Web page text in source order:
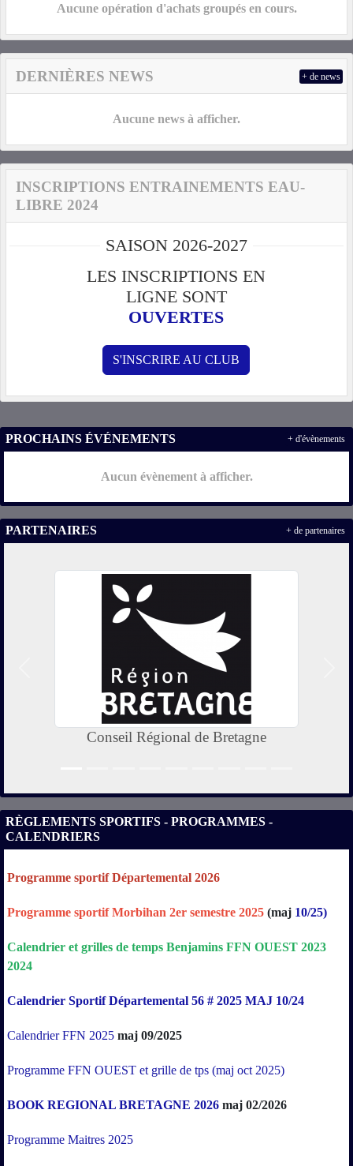
Aucune opération d'achats groupés en cours.
DERNIÈRES NEWS
Aucune news à afficher.
+ de news
INSCRIPTIONS ENTRAINEMENTS EAU-
LIBRE 2024
SAISON 2026-2027
LES INSCRIPTIONS EN
LIGNE SONT
OUVERTES
S'INSCRIRE AU CLUB
PROCHAINS ÉVÉNEMENTS
Aucun évènement à afficher.
+ d'évènements
PARTENAIRES
Conseil Régional de Bretagne
+ de partenaires
RÈGLEMENTS SPORTIFS - PROGRAMMES -
CALENDRIERS
Programme sportif Départemental 2026
Programme sportif Morbihan 2er semestre 2025 (maj 10/25)
Calendrier et grilles de temps Benjamins FFN OUEST 2023
2024
Calendrier Sportif Départemental 56 # 2025 MAJ 10/24
Calendrier FFN 2025 maj 09/2025
Programme FFN OUEST et grille de tps (maj oct 2025)
BOOK REGIONAL BRETAGNE 2026 maj 02/2026
Programme Maitres 2025